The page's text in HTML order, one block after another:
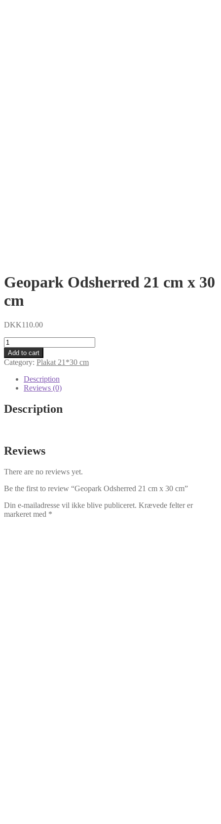
Geopark Odsherred 21 cm x 30
cm
DKK110.00
Geopark
Odsherred
21
cm
quantity
Add to cart
Category: Plakat 21*30 cm
Description
Reviews (0)
Description
Reviews
There are no reviews yet.
Be the first to review “Geopark Odsherred 21 cm x 30 cm”
Din e-mailadresse vil ikke blive publiceret. Krævede felter er
markeret med *